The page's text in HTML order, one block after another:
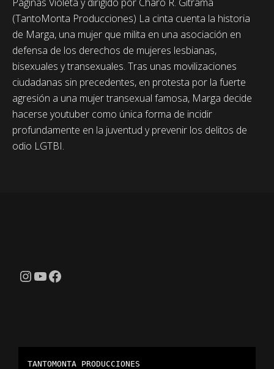
(TantoMonta Producciones) La cinta cuenta la historia
de Marga, una mujer que milita en una asociación en
defensa de los derechos de mujeres lesbianas,
bisexuales y transexuales. Tras unas movilizaciones
ciudadanas sin precedentes, en protesta por la fuerte
agresión a una mujer transexual famosa, Marga decide
hacerse youtuber como única forma de incidir
profundamente en la juventud y prevenir los delitos de
odio LGTBI.
Instagram
YouTube
Facebook
TANTOMONTA PRODUCCIONES